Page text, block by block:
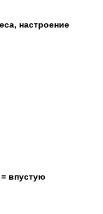
настроение
впустую